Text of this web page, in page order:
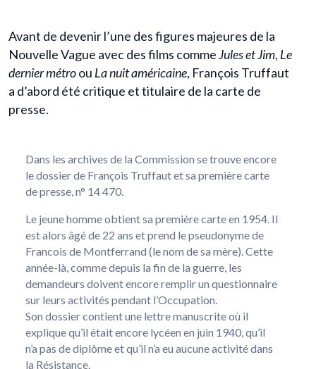
Avant de devenir l’une des figures majeures de la
Nouvelle Vague avec des films commeJules et Jim, Le
dernier métroou La nuit américaine, François Truffaut
a d’abord été critique et titulaire de la carte de
presse.
Dans les archives de la Commission se trouve encore
le dossier de François Truffaut et sa première carte
de presse, n° 14 470.
Le jeune homme obtient sa première carte en 1954. Il
est alors âgé de 22 ans et prend le pseudonyme de
Francois de Montferrand (le nom de sa mère). Cette
année-là, comme depuis la fin de la guerre, les
demandeurs doivent encore remplir un questionnaire
sur leurs activités pendant l’Occupation.
Son dossier contient une lettre manuscrite où il
explique qu’il était encore lycéen en juin 1940, qu’il
n’a pas de diplôme et qu’il n’a eu aucune activité dans
la Résistance.